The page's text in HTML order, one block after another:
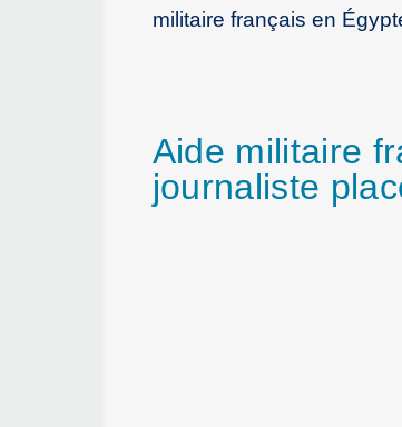
militaire français en
Aide militaire
journaliste